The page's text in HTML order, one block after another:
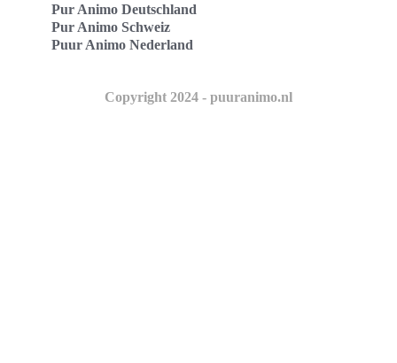
Pur Animo Deutschland
Pur Animo Schweiz
Puur Animo Nederland
Copyright 2024 - puuranimo.nl